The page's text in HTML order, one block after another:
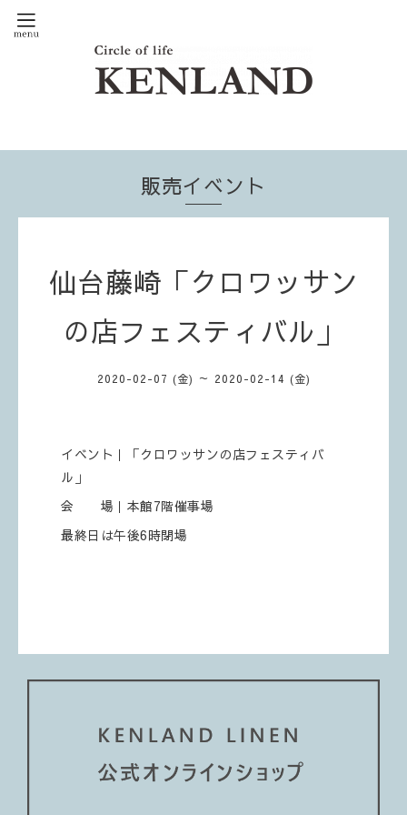
販売イベント
仙台藤崎「クロワッサン
の店フェスティバル」
2020-02-07 (金) ～ 2020-02-14 (金)
イベント｜「クロワッサンの店フェスティバ
ル」
会 場｜本館7階催事場
最終日は午後6時閉場